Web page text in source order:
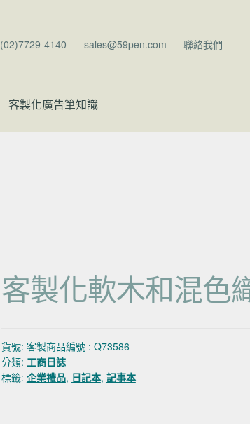
(02)7729-4140 sales@59pen.com 聯絡我們
客製化廣告筆知識
客製化軟木和混色
貨號: 客製商品編號 : Q73586
分類: 工商日誌
標籤: 企業禮品, 日記本, 記事本